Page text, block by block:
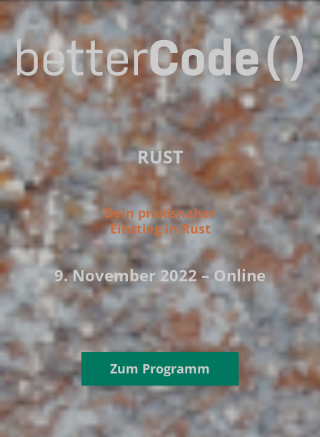
RUST
Dein praxisnaher
Einstieg in Rust
9. November 2022 – Online
Zum Programm